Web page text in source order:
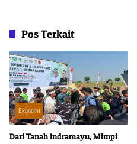
Pos Terkait
Ekonomi
Dari Tanah Indramayu, Mimpi